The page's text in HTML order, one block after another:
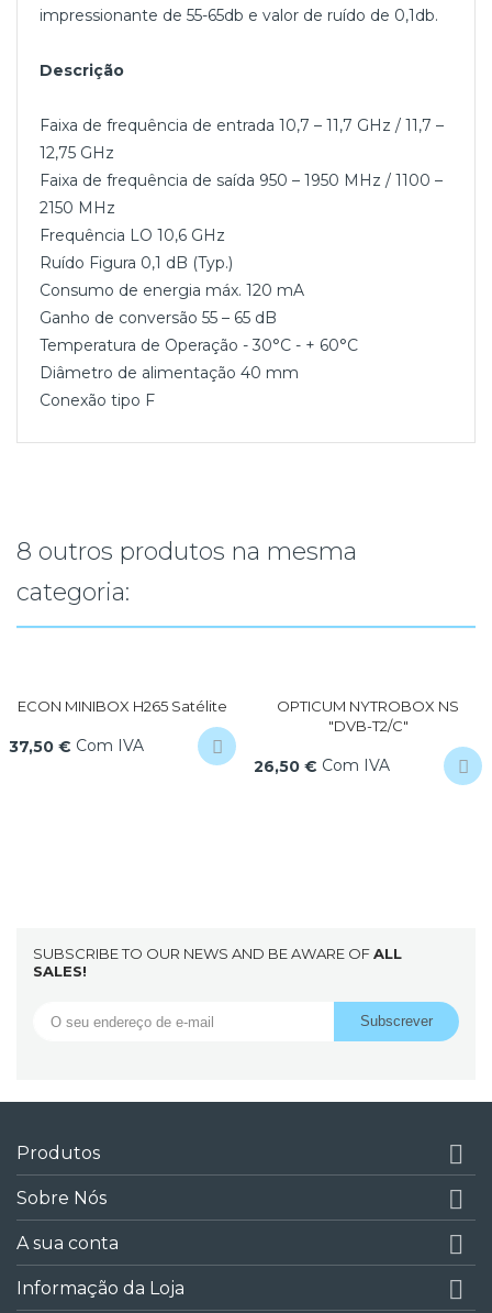
impressionante de 55-65db e valor de ruído de 0,1db.
Descrição
Faixa de frequência de entrada 10,7 – 11,7 GHz / 11,7 –
12,75 GHz
Faixa de frequência de saída 950 – 1950 MHz / 1100 –
2150 MHz
Frequência LO 10,6 GHz
Ruído Figura 0,1 dB (Typ.)
Consumo de energia máx. 120 mA
Ganho de conversão 55 – 65 dB
Temperatura de Operação - 30°C - + 60°C
Diâmetro de alimentação 40 mm
Conexão tipo F
8 outros produtos na mesma
categoria:
ECON MINIBOX H265 Satélite
37,50 € Com IVA
OPTICUM NYTROBOX NS
"DVB-T2/C"
26,50 € Com IVA
SUBSCRIBE TO OUR NEWS AND BE AWARE OFALL
SALES!
Produtos 
Sobre Nós 
A sua conta 
Informação da Loja 